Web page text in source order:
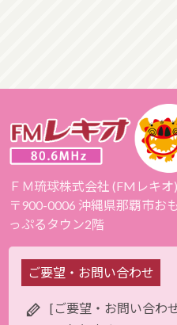
ＦＭ琉球株式会社 (FMレキオ)
〒900-0006 沖縄県那覇市お
っぷるタウン2階
ご要望・お問い合わせ
[ご要望・お問い合わ